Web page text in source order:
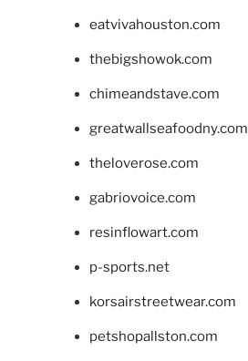
eatvivahouston.com
thebigshowok.com
chimeandstave.com
greatwallseafoodny.com
theloverose.com
gabriovoice.com
resinflowart.com
p-sports.net
korsairstreetwear.com
petshopallston.com